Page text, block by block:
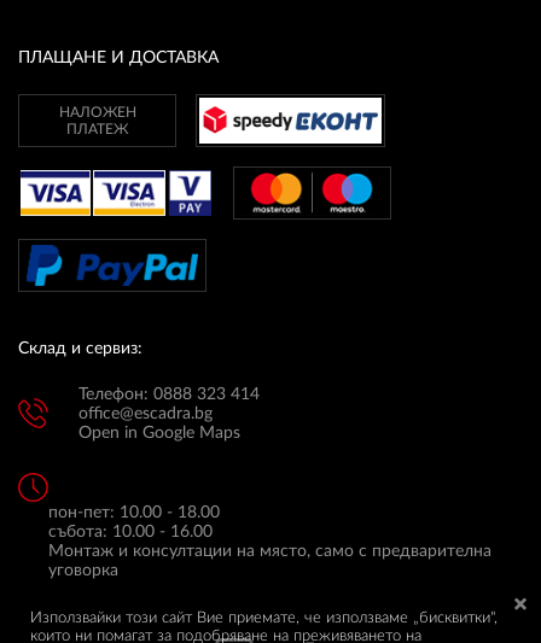
ПЛАЩАНЕ И ДОСТАВКА
НАЛОЖЕН
ПЛАТЕЖ
Склад и сервиз:
Телефон: 0888 323 414
office@escadra.bg
Open in Google Maps
пон-пет: 10.00 - 18.00
събота: 10.00 - 16.00
Монтаж и консултации на място, само с предварителна
уговорка
Използвайки този сайт Вие приемате, че използваме „бисквитки",
които ни помагат за подобряване на преживяването на